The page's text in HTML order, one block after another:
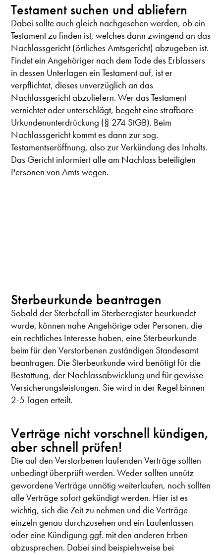
Testament suchen und abliefern
Dabei sollte auch gleich nachgesehen werden, ob ein
Testament zu finden ist, welches dann zwingend an das
Nachlassgericht (örtliches Amtsgericht) abzugeben ist.
Findet ein Angehöriger nach dem Tode des Erblassers
in dessen Unterlagen ein Testament auf, ist er
verpflichtet, dieses unverzüglich an das
Nachlassgericht abzuliefern. Wer das Testament
vernichtet oder unterschlägt, begeht eine strafbare
Urkundenunterdrückung (§ 274 StGB). Beim
Nachlassgericht kommt es dann zur sog.
Testamentseröffnung, also zur Verkündung des Inhalts.
Das Gericht informiert alle am Nachlass beteiligten
Personen von Amts wegen.
Sterbeurkunde beantragen
Sobald der Sterbefall im Sterberegister beurkundet
wurde, können nahe Angehörige oder Personen, die
ein rechtliches Interesse haben, eine Sterbeurkunde
beim für den Verstorbenen zuständigen Standesamt
beantragen. Die Sterbeurkunde wird benötigt für die
Bestattung, der Nachlassabwicklung und für gewisse
Versicherungsleistungen. Sie wird in der Regel binnen
2-5 Tagen erteilt.
Verträge nicht vorschnell kündigen,
aber schnell prüfen!
Die auf den Verstorbenen laufenden Verträge sollten
unbedingt überprüft werden. Weder sollten unnütz
gewordene Verträge unnötig weiterlaufen, noch sollten
alle Verträge sofort gekündigt werden. Hier ist es
wichtig, sich die Zeit zu nehmen und die Verträge
einzeln genau durchzusehen und ein Laufenlassen
oder eine Kündigung ggf. mit den anderen Erben
abzusprechen. Dabei sind beispielsweise bei